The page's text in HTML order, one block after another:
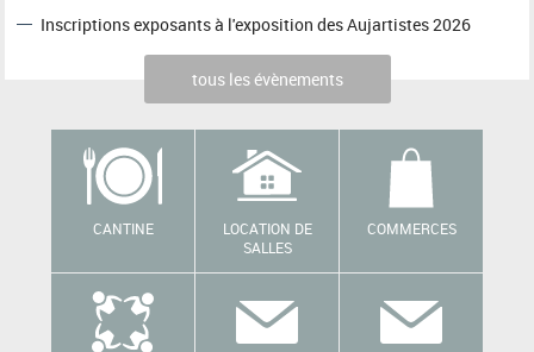
Inscriptions exposants à l'exposition des Aujartistes 2026
tous les évènements
CANTINE
LOCATION DE
SALLES
COMMERCES